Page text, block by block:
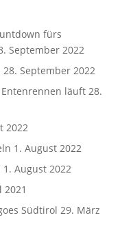
fürs
September 2022
28. September 2022
läuft 28.
2022
1. August 2022
1. August 2022
2021
Südtirol 29. März